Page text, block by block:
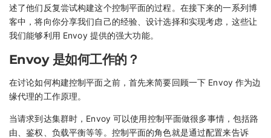
述了他们反复尝试构建这个控制平面的过程。在接下来的一系列博
客中，将向你分享我们自己的经验、设计选择和实现考虑，这些让
我们能够利用 Envoy 提供的强大功能。
Envoy 是如何工作的？
在讨论如何构建控制平面之前，首先来简要回顾一下 Envoy 作为边
缘代理的工作原理。
当请求到达集群时，Envoy 可以使用控制平面做很多事情，包括路
由、鉴权、负载平衡等等。控制平面的角色就是通过配置来告诉